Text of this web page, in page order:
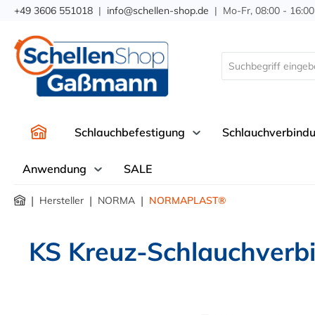
Zur Hauptnavigation springen
+49 3606 551018 | info@schellen-shop.de | Mo-Fr, 08:00 -
Schlauchbefestigung
Anwendung SALE
| Hersteller | NORMA | NORMAPLAST®
KS Kreuz-